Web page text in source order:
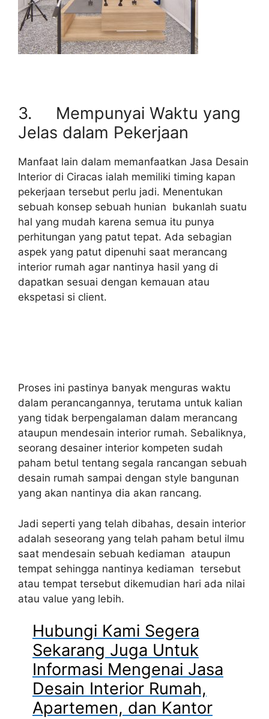
3. Mempunyai Waktu yang
Jelas dalam Pekerjaan
Manfaat lain dalam memanfaatkan Jasa Desain
Interior di Ciracas ialah memiliki timing kapan
pekerjaan tersebut perlu jadi. Menentukan
sebuah konsep sebuah hunian bukanlah suatu
hal yang mudah karena semua itu punya
perhitungan yang patut tepat. Ada sebagian
aspek yang patut dipenuhi saat merancang
interior rumah agar nantinya hasil yang di
dapatkan sesuai dengan kemauan atau
ekspetasi si client.
Proses ini pastinya banyak menguras waktu
dalam perancangannya, terutama untuk kalian
yang tidak berpengalaman dalam merancang
ataupun mendesain interior rumah. Sebaliknya,
seorang desainer interior kompeten sudah
paham betul tentang segala rancangan sebuah
desain rumah sampai dengan style bangunan
yang akan nantinya dia akan rancang.
Jadi seperti yang telah dibahas, desain interior
adalah seseorang yang telah paham betul ilmu
saat mendesain sebuah kediaman ataupun
tempat sehingga nantinya kediaman tersebut
atau tempat tersebut dikemudian hari ada nilai
atau value yang lebih.
Hubungi Kami Segera
Sekarang Juga Untuk
Informasi Mengenai Jasa
Desain Interior Rumah,
Apartemen, dan Kantor